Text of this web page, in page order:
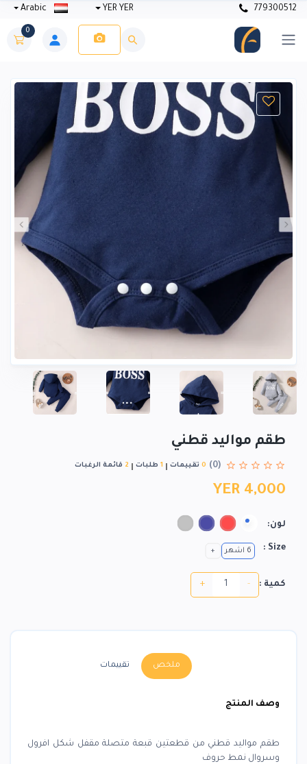
779300512
YER YER
0
طقم مواليد قطني
(0)
0 تقييمات 1 طلبات 2 قائمة الرغبات
YER 4,000
لون:
Size : 6 اشهر +
كمية : -
+
ملخص تقييمات
وصف المنتج
طقم مواليد قطني من قطعتين قبعة متصلة مقفل شكل افرول
وسروال نمط حروف